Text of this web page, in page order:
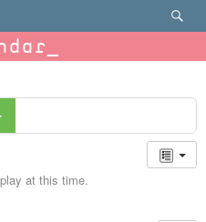
at this time.